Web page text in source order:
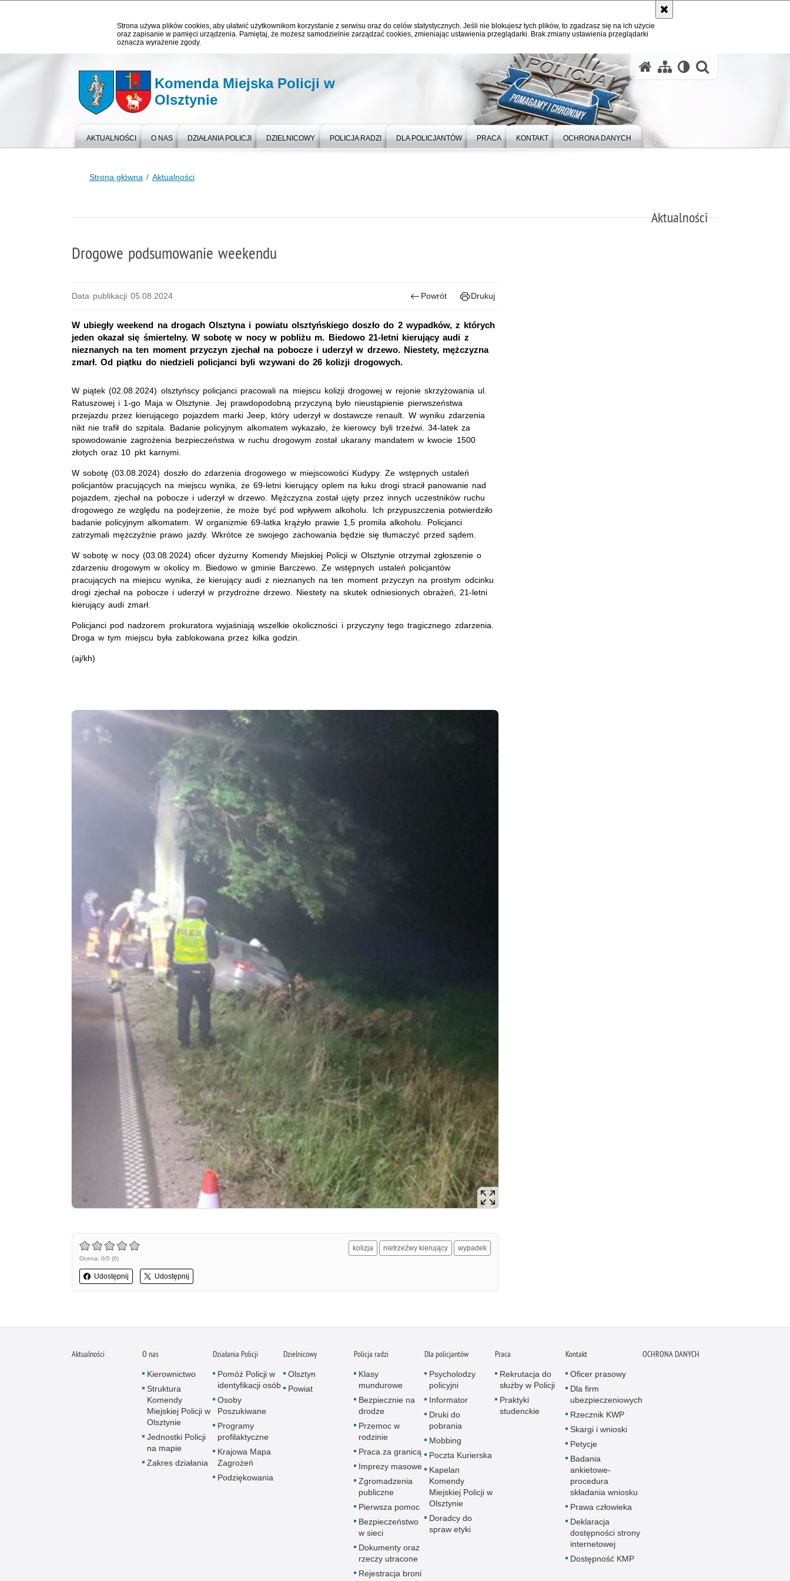
Strona używa plików cookies, aby ułatwić użytkownikom korzystanie z serwisu oraz do celów statystycznych. Jeśli nie blokujesz tych plików, to zgadzasz się na ich użycie
oraz zapisanie w pamięci urządzenia. Pamiętaj, że możesz samodzielnie zarządzać cookies, zmieniając ustawienia przeglądarki. Brak zmiany ustawienia przeglądarki
oznacza wyrażenie zgody.
Komenda Miejska Policji w
Olsztynie
AKTUALNOŚCI O NAS DZIAŁANIA POLICJI DZIELNICOWY POLICJA RADZI DLA POLICJANTÓW PRACA KONTAKT OCHRONA DANYCH
Strona główna Aktualności
Aktualności
Drogowe podsumowanie weekendu
Data publikacji 05.08.2024 Powrót Drukuj
W ubiegły weekend na drogach Olsztyna i powiatu olsztyńskiego doszło do 2 wypadków, z których
jeden okazał się śmiertelny. W sobotę w nocy w pobliżu m. Biedowo 21-letni kierujący audi z
nieznanych na ten moment przyczyn zjechał na pobocze i uderzył w drzewo. Niestety, mężczyzna
zmarł. Od piątku do niedzieli policjanci byli wzywani do 26 kolizji drogowych.
W piątek (02.08.2024) olsztyńscy policjanci pracowali na miejscu kolizji drogowej w rejonie skrzyżowania ul.
Ratuszowej i 1-go Maja w Olsztynie. Jej prawdopodobną przyczyną było nieustąpienie pierwszeństwa
przejazdu przez kierującego pojazdem marki Jeep, który uderzył w dostawcze renault. W wyniku zdarzenia
nikt nie trafił do szpitala. Badanie policyjnym alkomatem wykazało, że kierowcy byli trzeźwi. 34-latek za
spowodowanie zagrożenia bezpieczeństwa w ruchu drogowym został ukarany mandatem w kwocie 1500
złotych oraz 10 pkt karnymi.
W sobotę (03.08.2024) doszło do zdarzenia drogowego w miejscowości Kudypy. Ze wstępnych ustaleń
policjantów pracujących na miejscu wynika, że 69-letni kierujący oplem na łuku drogi stracił panowanie nad
pojazdem, zjechał na pobocze i uderzył w drzewo. Mężczyzna został ujęty przez innych uczestników ruchu
drogowego ze względu na podejrzenie, że może być pod wpływem alkoholu. Ich przypuszczenia potwierdziło
badanie policyjnym alkomatem. W organizmie 69-latka krążyło prawie 1,5 promila alkoholu. Policjanci
zatrzymali mężczyźnie prawo jazdy. Wkrótce ze swojego zachowania będzie się tłumaczyć przed sądem.
W sobotę w nocy (03.08.2024) oficer dyżurny Komendy Miejskiej Policji w Olsztynie otrzymał zgłoszenie o
zdarzeniu drogowym w okolicy m. Biedowo w gminie Barczewo. Ze wstępnych ustaleń policjantów
pracujących na miejscu wynika, że kierujący audi z nieznanych na ten moment przyczyn na prostym odcinku
drogi zjechał na pobocze i uderzył w przydrożne drzewo. Niestety na skutek odniesionych obrażeń, 21-letni
kierujący audi zmarł.
Policjanci pod nadzorem prokuratora wyjaśniają wszelkie okoliczności i przyczyny tego tragicznego zdarzenia.
Droga w tym miejscu była zablokowana przez kilka godzin.
(aj/kh)
Ocena: 0/5 (0)
Udostępnij Udostępnij
kolizja nietrzeźwy kierujący wypadek
Aktualności O nas
Kierownictwo
Struktura
Komendy
Miejskiej Policji w
Olsztynie
Jednostki Policji
na mapie
Zakres działania
Działania Policji
Pomóż Policji w
identyfikacji osób
Osoby
Poszukiwane
Programy
profilaktyczne
Krajowa Mapa
Zagrożeń
Podziękowania
Dzielnicowy
Olsztyn
Powiat
Policja radzi
Klasy
mundurowe
Bezpiecznie na
drodze
Przemoc w
rodzinie
Praca za granicą
Imprezy masowe
Zgromadzenia
publiczne
Pierwsza pomoc
Bezpieczeństwo
w sieci
Dokumenty oraz
rzeczy utracone
Rejestracja broni
Dla policjantów
Psycholodzy
policyjni
Informator
Druki do
pobrania
Mobbing
Poczta Kurierska
Kapelan
Komendy
Miejskiej Policji w
Olsztynie
Doradcy do
spraw etyki
Praca
Rekrutacja do
służby w Policji
Praktyki
studenckie
Kontakt
Oficer prasowy
Dla firm
ubezpieczeniowych
Rzecznik KWP
Skargi i wnioski
Petycje
Badania
ankietowe-
procedura
składania wniosku
Prawa człowieka
Deklaracja
dostępności strony
internetowej
Dostępność KMP
OCHRONA DANYCH